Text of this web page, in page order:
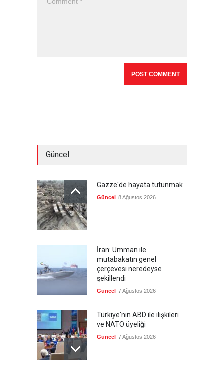
Güncel
Gazze'de hayata tutunmak
Güncel 8 Ağustos 2026
İran: Umman ile
mutabakatın genel
çerçevesi neredeyse
şekillendi
Güncel 7 Ağustos 2026
Türkiye'nin ABD ile ilişkileri
ve NATO üyeliği
Güncel 7 Ağustos 2026